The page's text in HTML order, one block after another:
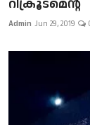
റിക്രൂട്മെന്റ്
Admin Jun 29, 2019